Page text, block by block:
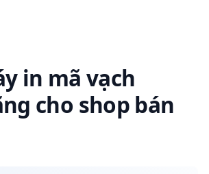
in mã vạch
cho shop bán